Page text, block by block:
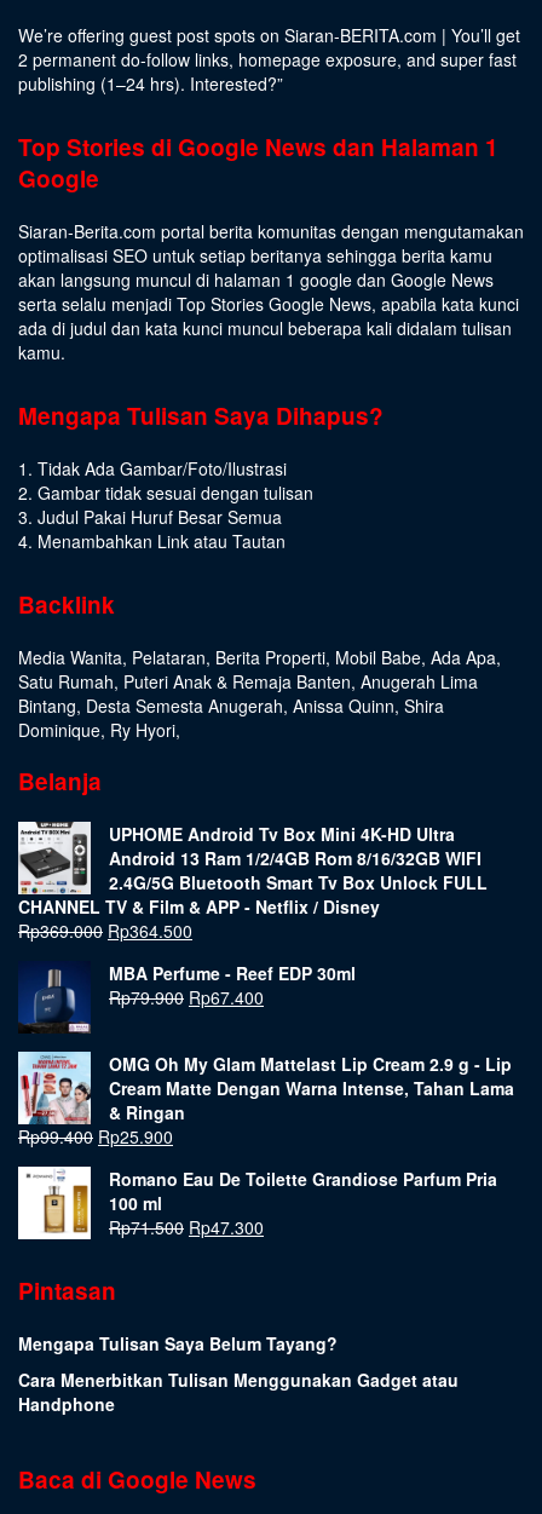
We’re offering guest post spots on Siaran-BERITA.com | You’ll get
2 permanent do-follow links, homepage exposure, and super fast
publishing (1–24 hrs). Interested?”
Top Stories di Google News dan Halaman 1
Google
Siaran-Berita.com portal berita komunitas dengan mengutamakan
optimalisasi SEO untuk setiap beritanya sehingga berita kamu
akan langsung muncul di halaman 1 google dan Google News
serta selalu menjadi Top Stories Google News, apabila kata kunci
ada di judul dan kata kunci muncul beberapa kali didalam tulisan
kamu.
Mengapa Tulisan Saya Dihapus?
1. Tidak Ada Gambar/Foto/Ilustrasi
2. Gambar tidak sesuai dengan tulisan
3. Judul Pakai Huruf Besar Semua
4. Menambahkan Link atau Tautan
Backlink
Media Wanita, Pelataran, Berita Properti, Mobil Babe, Ada Apa,
Satu Rumah, Puteri Anak & Remaja Banten, Anugerah Lima
Bintang, Desta Semesta Anugerah, Anissa Quinn, Shira
Dominique, Ry Hyori,
Belanja
UPHOME Android Tv Box Mini 4K-HD Ultra
Android 13 Ram 1/2/4GB Rom 8/16/32GB WIFI
2.4G/5G Bluetooth Smart Tv Box Unlock FULL
CHANNEL TV & Film & APP - Netflix / Disney
Rp369.000 Rp364.500
MBA Perfume - Reef EDP 30ml
Rp79.900 Rp67.400
OMG Oh My Glam Mattelast Lip Cream 2.9 g - Lip
Cream Matte Dengan Warna Intense, Tahan Lama
& Ringan
Rp99.400 Rp25.900
Romano Eau De Toilette Grandiose Parfum Pria
100 ml
Rp71.500 Rp47.300
Pintasan
Mengapa Tulisan Saya Belum Tayang?
Cara Menerbitkan Tulisan Menggunakan Gadget atau
Handphone
Baca di Google News